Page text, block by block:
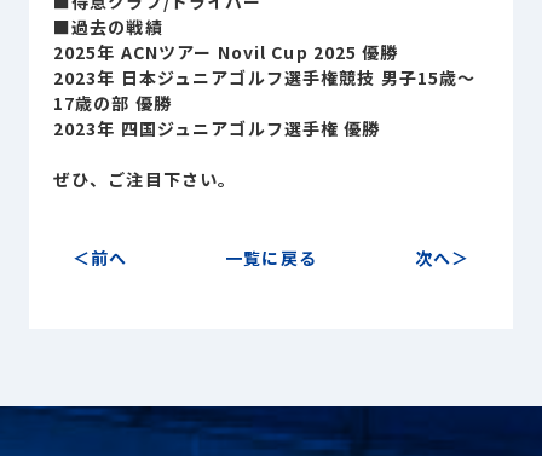
■過去の戦績
2025年 ACNツアー Novil Cup 2025 優勝
2023年 日本ジュニアゴルフ選手権競技 男子15歳～
17歳の部 優勝
2023年 四国ジュニアゴルフ選手権 優勝
ぜひ、ご注目下さい。
前へ 一覧に戻る 次へ